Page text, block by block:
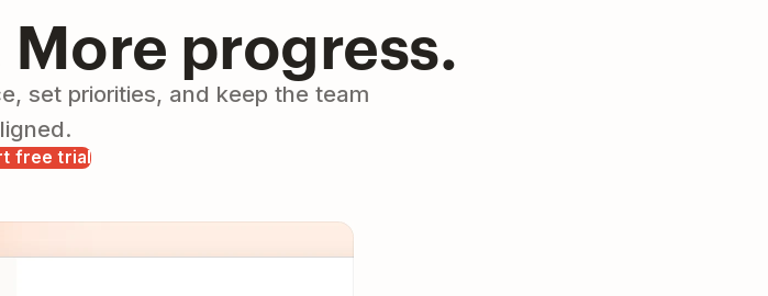
progress.
set priorities, and keep the team
free trial